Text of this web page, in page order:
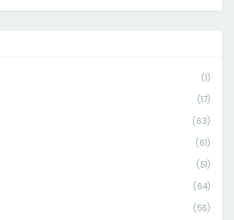
(1)
(17)
(63)
(61)
(51)
(64)
(56)